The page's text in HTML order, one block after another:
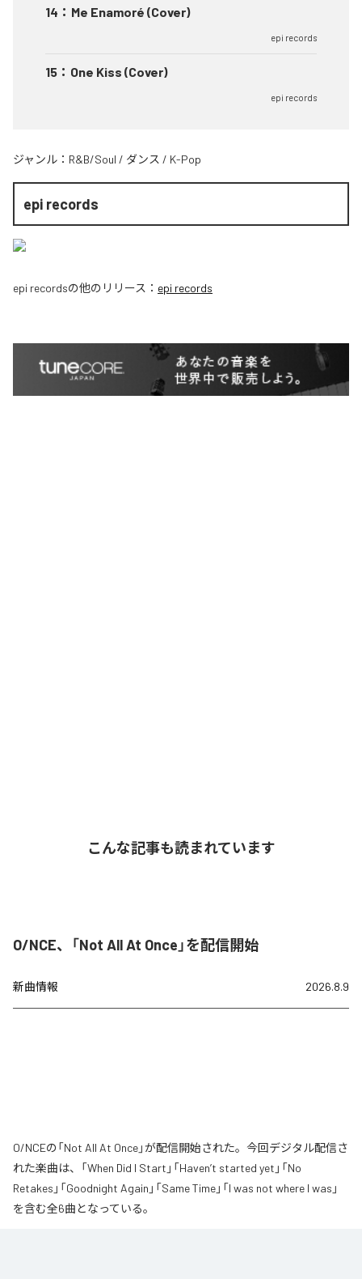
14 ： Me Enamoré (Cover)
epi records
15 ： One Kiss (Cover)
epi records
ジャンル： R&B/Soul / ダンス / K-Pop
epi records
epi recordsの他のリリース： epi records
こんな記事も読まれています
O/NCE、「Not All At Once」を配信開始
新曲情報 2026.8.9
O/NCEの「Not All At Once」が配信開始された。今回デジタル配信さ
れた楽曲は、「When Did I Start」「Haven’t started yet」「No
Retakes」「Goodnight Again」「Same Time」「I was not where I was」
を含む全6曲となっている。